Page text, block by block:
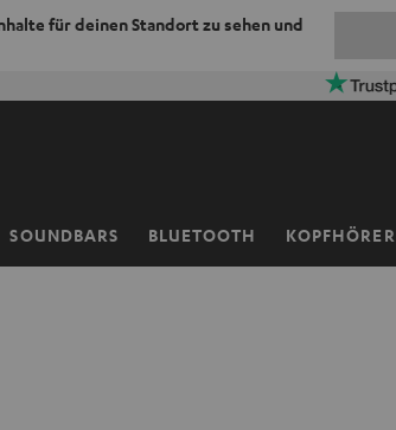
für deinen Standort zu sehen und
SOUNDBARS BLUETOOTH KOPFHÖRER